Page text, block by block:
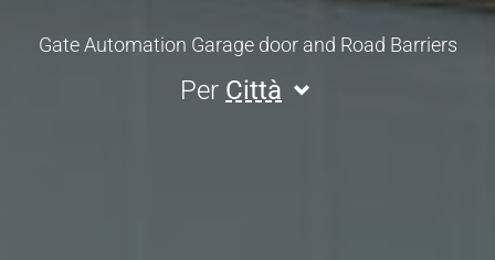
Gate Automation Garage door and Road Barriers
Per Città